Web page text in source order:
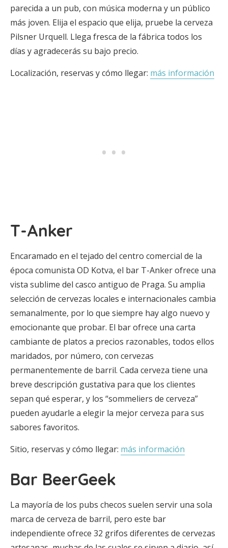
parecida a un pub, con música moderna y un público
más joven. Elija el espacio que elija, pruebe la cerveza
Pilsner Urquell. Llega fresca de la fábrica todos los
días y agradecerás su bajo precio.
Localización, reservas y cómo llegar: más información
T-Anker
Encaramado en el tejado del centro comercial de la
época comunista OD Kotva, el bar T-Anker ofrece una
vista sublime del casco antiguo de Praga. Su amplia
selección de cervezas locales e internacionales cambia
semanalmente, por lo que siempre hay algo nuevo y
emocionante que probar. El bar ofrece una carta
cambiante de platos a precios razonables, todos ellos
maridados, por número, con cervezas
permanentemente de barril. Cada cerveza tiene una
breve descripción gustativa para que los clientes
sepan qué esperar, y los “sommeliers de cerveza”
pueden ayudarle a elegir la mejor cerveza para sus
sabores favoritos.
Sitio, reservas y cómo llegar: más información
Bar BeerGeek
La mayoría de los pubs checos suelen servir una sola
marca de cerveza de barril, pero este bar
independiente ofrece 32 grifos diferentes de cervezas